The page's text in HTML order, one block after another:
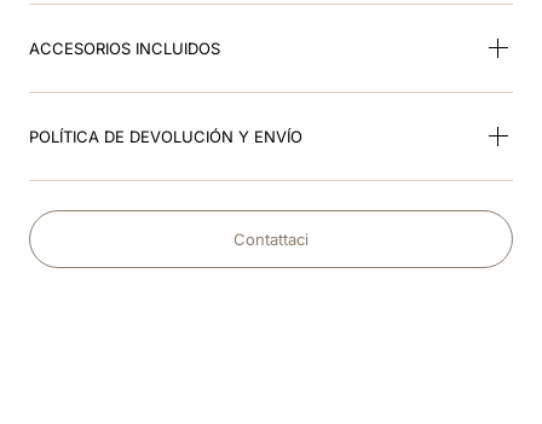
ACCESORIOS INCLUIDOS
POLÍTICA DE DEVOLUCIÓN Y ENVÍO
Contattaci